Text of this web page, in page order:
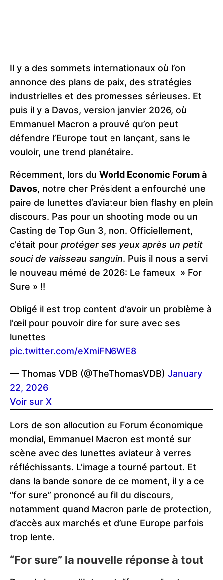
Il y a des sommets internationaux où l’on
annonce des plans de paix, des stratégies
industrielles et des promesses sérieuses. Et
puis il y a Davos, version janvier 2026, où
Emmanuel Macron a prouvé qu’on peut
défendre l’Europe tout en lançant, sans le
vouloir, une trend planétaire.
Récemment, lors du World Economic Forum à
Davos, notre cher Président a enfourché une
paire de lunettes d’aviateur bien flashy en plein
discours. Pas pour un shooting mode ou un
Casting de Top Gun 3, non. Officiellement,
c’était pour protéger ses yeux après un petit
souci de vaisseau sanguin. Puis il nous a servi
le nouveau mémé de 2026: Le fameux » For
Sure » !!
Obligé il est trop content d’avoir un problème à
l’œil pour pouvoir dire for sure avec ses
lunettes
pic.twitter.com/eXmiFN6WE8
— Thomas VDB (@TheThomasVDB) January
22, 2026
Voir sur X
Lors de son allocution au Forum économique
mondial, Emmanuel Macron est monté sur
scène avec des lunettes aviateur à verres
réfléchissants. L’image a tourné partout. Et
dans la bande sonore de ce moment, il y a ce
“for sure” prononcé au fil du discours,
notamment quand Macron parle de protection,
d’accès aux marchés et d’une Europe parfois
trop lente.
“For sure” la nouvelle réponse à tout